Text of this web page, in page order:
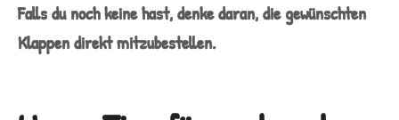
Falls du noch keine hast, denke daran, die gewünschten
Klappen direkt mitzubestellen.